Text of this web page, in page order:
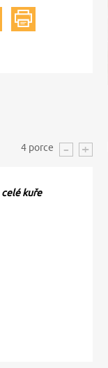
4 porce
celé kuře